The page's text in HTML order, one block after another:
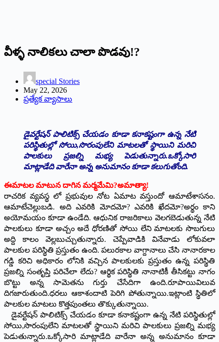
వీళ్ళ నాలికలు చాలా పొడవు!?
special Stories
May 22, 2026
ప్రత్యేక వ్యాసాలు
డైవర్టేషన్ పాలిటిక్స్ చేయడం కూడా కనాకష్టంగా ఉన్న నేటి
పరిస్థితుల్లో సోయి,సొరంపులేని మాటలతో స్థాయిని మరిచి
పాలకులు ప్రజల్ని మభ్య పెడుతున్నారు.ఒక్కోసారి
మాట్లాడేది వారేనా అన్న అనుమానం కూడా కలుగుతోంది.
ఈమాటల మాటున దాగిన మర్మమేమి?అమాత్యా!
రాచరిక వ్యవస్థ లో ప్రభువుల నోట ఏమాట వస్తుందో ఆమాటేశాసనం.
ఆమాటేచెల్లుబడి. అది ఎవరికి మోదమో? ఎవరికి ఖేదమో?అర్థం కాని
అయోమయం కూడా ఉండేది. ఆధునిక రాజరికాలు వెలగబెడుతున్న నేటి
పాలకులు కూడా అచ్చం అదే ధోరణితో సోయి లేని మాటలకు సొబగులు
అద్ది కాలం వెల్లబుచ్చుతున్నారు. చెప్పేవాడికి వినేవాడు లోకువలా
పాలకుల పరిస్థితి ప్రస్తుతం ఉంది. పలురకాల వాగ్దానాలు చేసి నానారకాల
గడ్డి కరిచి అధికారం లోనికి వచ్చిన పాలకులకు ప్రస్తుతం ఉన్న పరిస్థితి
ప్రజల్ని సంతృప్తి పరిచేలా లేదు? ఆర్థిక పరిస్థితి నానాటికీ తీసికట్టు నాగం
బొట్టు అన్న సామెతను గుర్తు చేసేదిగా ఉంది.రూపాయివిలువ
దిగజారుతుంది.ధరలు ఆకాశందాటి పెరిగి పోతున్నాయి.ఇట్లాంటి స్థితిలో
పాలకుల మాటలు కొత్తపుంతలు తొక్కుతున్నాయి.
డైవర్టేషన్ పాలిటిక్స్ చేయడం కూడా కనాకష్టంగా ఉన్న నేటి పరిస్థితుల్లో
సోయి,సొరంపులేని మాటలతో స్థాయిని మరిచి పాలకులు ప్రజల్ని మభ్య
పెడుతున్నారు.ఒక్కోసారి మాట్లాడేది వారేనా అన్న అనుమానం కూడా